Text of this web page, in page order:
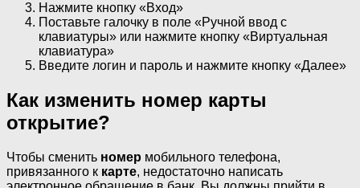
Нажмите кнопку «Вход»
Поставьте галочку в поле «Ручной ввод с
клавиатуры» или нажмите кнопку «Виртуальная
клавиатура»
Введите логин и пароль и нажмите кнопку «Далее»
Как изменить номер карты
открытие?
Чтобы сменить номер мобильного телефона,
привязанного к карте, недостаточно написать